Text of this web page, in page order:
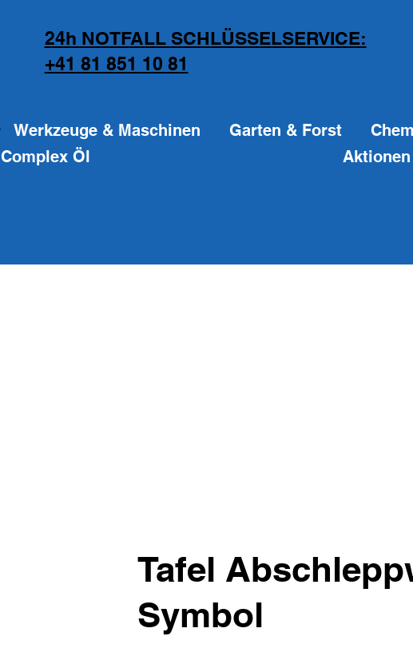
24h NOTFALL SCHLÜSSELSERVICE:
+41 81 851 10 81
Werkzeuge & Maschinen Garten & Forst
Complex Öl Aktionen
Tafel
Symbol